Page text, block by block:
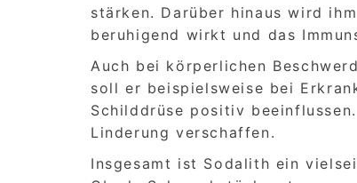
stärken. Darüber hinaus wird
beruhigend wirkt und das
Auch bei körperlichen
soll er beispielsweise bei
Schilddrüse positiv
Linderung verschaffen.
Insgesamt ist Sodalith ein